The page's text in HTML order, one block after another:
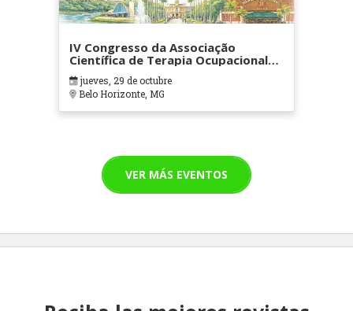
IV Congresso da Associação
Científica de Terapia Ocupacional
em Contextos Hospitalares e
Cuidados Paliativos - ATOHOSP
jueves, 29 de octubre
Belo Horizonte, MG
VER MÁS EVENTOS